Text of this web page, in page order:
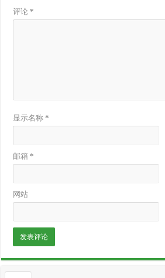
评论*
显示名称*
邮箱*
网站